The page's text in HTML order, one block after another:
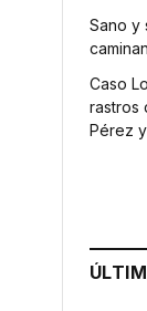
Sano y
Caso
rastros
Pérez